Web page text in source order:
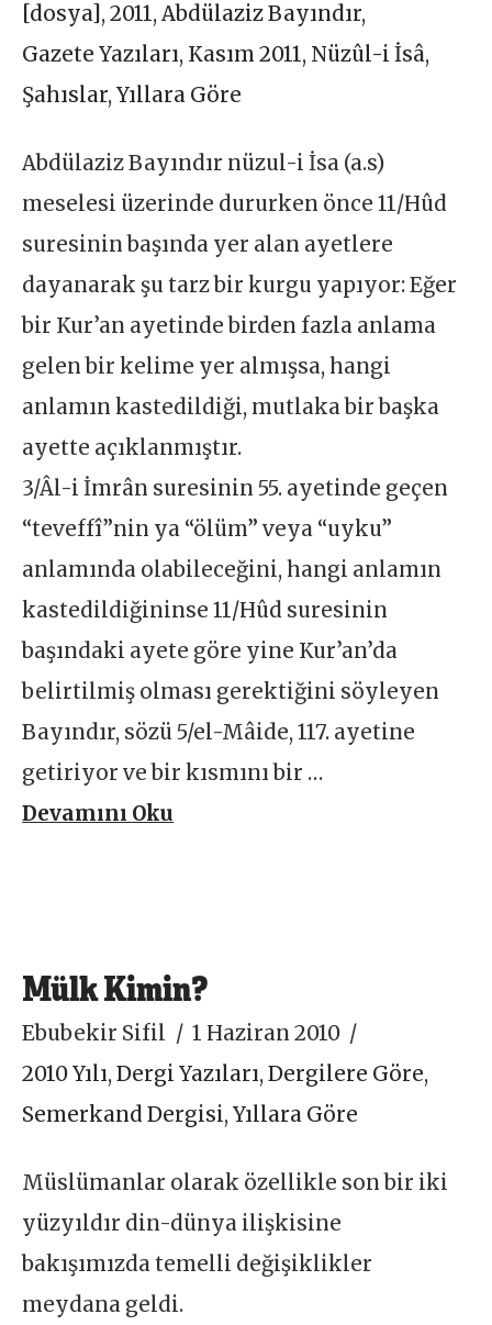
[dosya] ,2011,Abdülaziz Bayındır,
Gazete Yazıları, Kasım 2011, Nüzûl-i İsâ,
Şahıslar,Yıllara Göre
Abdülaziz Bayındır nüzul-i İsa (a.s)
meselesi üzerinde dururken önce 11/Hûd
suresinin başında yer alan ayetlere
dayanarak şu tarz bir kurgu yapıyor: Eğer
bir Kur’an ayetinde birden fazla anlama
gelen bir kelime yer almışsa, hangi
anlamın kastedildiği, mutlaka bir başka
ayette açıklanmıştır.
3/Âl-i İmrân suresinin 55. ayetinde geçen
“teveffî”nin ya “ölüm” veya “uyku”
anlamında olabileceğini, hangi anlamın
kastedildiğininse 11/Hûd suresinin
başındaki ayete göre yine Kur’an’da
belirtilmiş olması gerektiğini söyleyen
Bayındır, sözü 5/el-Mâide, 117. ayetine
getiriyor ve bir kısmını bir …
Devamını Oku
Mülk Kimin?
Ebubekir Sifil
1 Haziran 2010
2010 Yılı,Dergi Yazıları,Dergilere Göre,
Semerkand Dergisi,Yıllara Göre
Müslümanlar olarak özellikle son bir iki
yüzyıldır din-dünya ilişkisine
bakışımızda temelli değişiklikler
meydana geldi.